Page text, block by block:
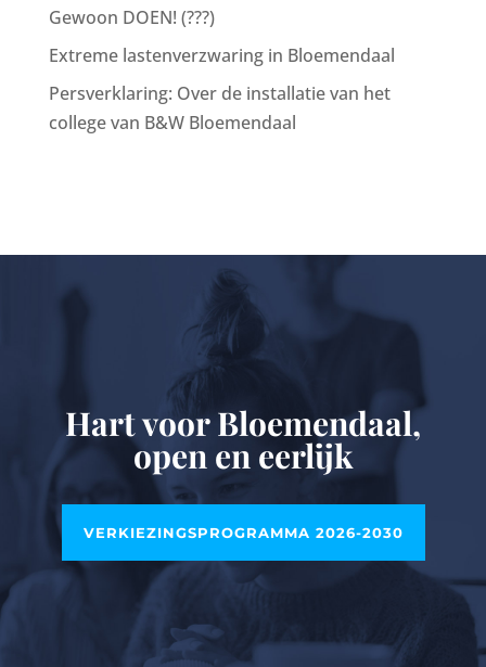
Gewoon DOEN! (???)
Extreme lastenverzwaring in Bloemendaal
Persverklaring: Over de installatie van het
college van B&W Bloemendaal
Hart voor Bloemendaal,
open en eerlijk
VERKIEZINGSPROGRAMMA 2026-2030